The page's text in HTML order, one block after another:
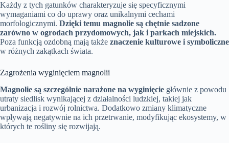
Każdy z tych gatunków charakteryzuje się specyficznymi
wymaganiami co do uprawy oraz unikalnymi cechami
morfologicznymi. Dzięki temu magnolie są chętnie sadzone
zarówno w ogrodach przydomowych, jak i parkach miejskich.
Poza funkcją ozdobną mają także znaczenie kulturowe i symboliczne
w różnych zakątkach świata.
Zagrożenia wyginięciem magnolii
Magnolie są szczególnie narażone na wyginięcie głównie z powodu
utraty siedlisk wynikającej z działalności ludzkiej, takiej jak
urbanizacja i rozwój rolnictwa. Dodatkowo zmiany klimatyczne
wpływają negatywnie na ich przetrwanie, modyfikując ekosystemy, w
których te rośliny się rozwijają.